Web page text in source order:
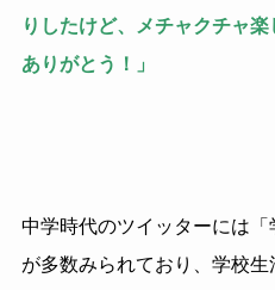
りしたけど、メチャクチャ
ありがとう！」
中学時代のツイッターには
が多数みられており、学校